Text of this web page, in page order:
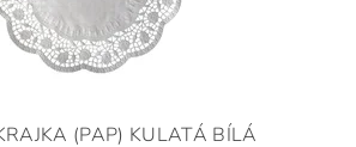
(PAP) KULATÁ BÍLÁ